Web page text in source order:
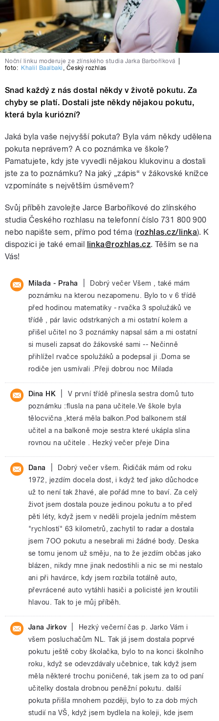
Noční linku moderuje ze zlínského studia Jarka Barboříková
foto: Khalil Baalbaki , Český rozhlas
Snad každý z nás dostal někdy v životě pokutu. Za
chyby se platí. Dostali jste někdy nějakou pokutu,
která byla kuriózní?
Jaká byla vaše nejvyšší pokuta? Byla vám někdy udělena
pokuta neprávem? A co poznámka ve škole?
Pamatujete, kdy jste vyvedli nějakou klukovinu a dostali
jste za to poznámku? Na jaký „zápis“ v žákovské knížce
vzpomínáte s největším úsměvem?
Svůj příběh zavolejte Jarce Barboříkové do zlínského
studia Českého rozhlasu na telefonní číslo 731 800 900
nebo napište sem, přímo pod téma (rozhlas.cz/linka). K
dispozici je také email linka@rozhlas.cz. Těším se na
Vás!
Milada - Praha
Dobrý večer Všem , také mám
poznámku na kterou nezapomenu. Bylo to v 6 třídě
před hodinou matematiky - rvačka 3 spolužáků ve
třídě , pár lavic odstrkaných a mi ostatní kolem a
přišel učitel no 3 poznámky napsal sám a mi ostatní
si museli zapsat do žákovské sami -- Nečinně
přihlížel rvačce spolužáků a podepsal ji .Doma se
rodiče jen usmívali .Přeji dobrou noc Milada
Dina HK
V první třídě přinesla sestra domů tuto
poznámku :flusla na pana učitele.Ve škole byla
tělocvična ,která měla balkon.Pod balkonem stál
učitel a na balkoně moje sestra které ukápla slina
rovnou na učitele . Hezký večer přeje Dina
Dana
Dobrý večer všem. Řidičák mám od roku
1972, jezdím docela dost, i když teď jako důchodce
už to není tak žhavé, ale pořád mne to baví. Za celý
život jsem dostala pouze jedinou pokutu a to před
pěti léty, když jsem v neděli projela jedním městem
"rychlostí" 63 kilometrů, zachytil to radar a dostala
jsem 7OO pokutu a nesebrali mi žádné body. Deska
se tomu jenom už směju, na to že jezdím občas jako
blázen, nikdy mne jinak nedostihli a nic se mi nestalo
ani při havárce, kdy jsem rozbila totálně auto,
převrácené auto vytáhli hasiči a policisté jen kroutili
hlavou. Tak to je můj příběh.
Jana Jirkov
Hezký večerní čas p. Jarko Vám i
všem posluchačům NL. Tak já jsem dostala poprvé
pokutu ještě coby školačka, bylo to na konci školního
roku, když se odevzdávaly učebnice, tak když jsem
měla některé trochu poničené, tak jsem za to od paní
učitelky dostala drobnou peněžní pokutu. další
pokuta přišla mnohem později, bylo to za dob mých
studií na VŠ, když jsem bydlela na koleji, kde jsem